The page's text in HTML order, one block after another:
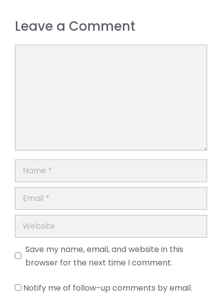
Leave a Comment
Name
Email
Website
Save my name, email, and website in this
browser for the next time I comment.
Notify me of follow-up comments by email.